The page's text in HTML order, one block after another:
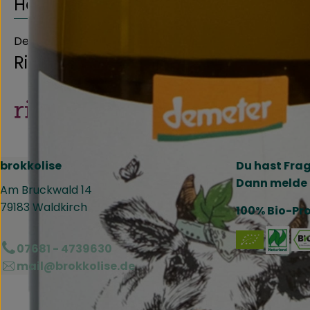
Deutschland
Riegel Eigenmarke
brokkolise
Am Bruckwald 14
79183 Waldkirch
07681 - 4739630
mail@brokkolise.de
Du hast
Dann
100% Bio-